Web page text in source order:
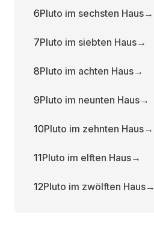
6Pluto im sechsten Haus→
7Pluto im siebten Haus→
8Pluto im achten Haus→
9Pluto im neunten Haus→
10Pluto im zehnten Haus→
11Pluto im elften Haus→
12Pluto im zwölften Haus→